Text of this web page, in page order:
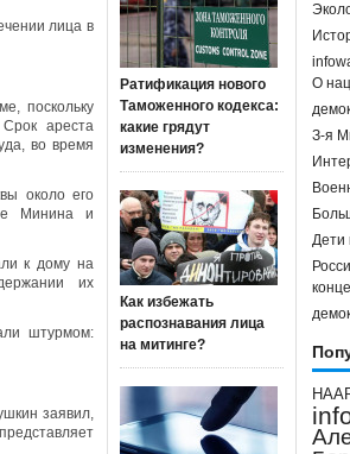
лица в
поскольку
ареста
во время
около его
Минина и
к дому на
их
штурмом:
заявил,
Ратификация нового
Таможенного кодекса:
какие грядут
изменения?
Как избежать
распознавания лица
на митинге?
О
З-я
Дети